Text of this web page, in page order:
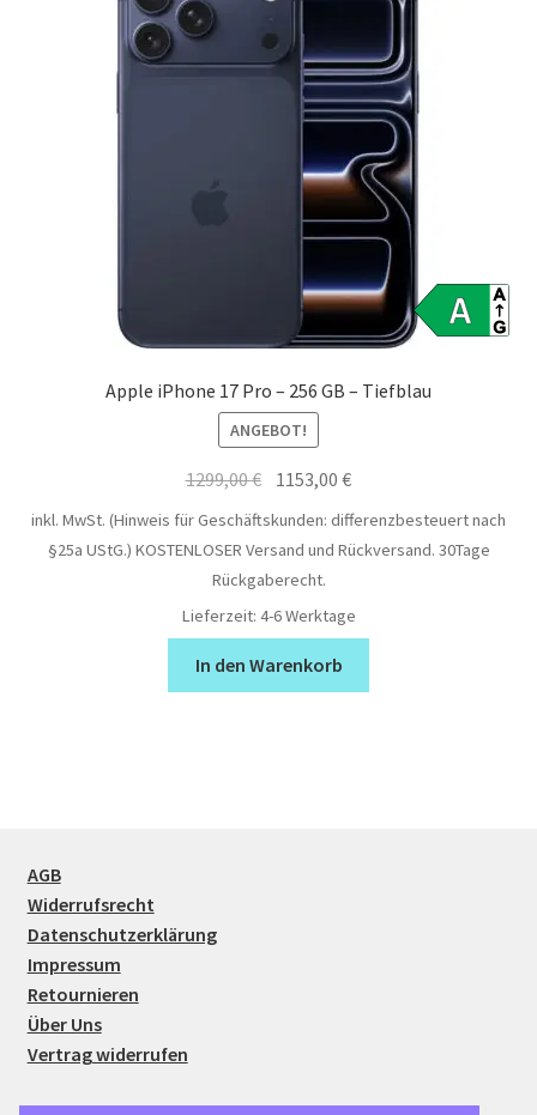
Apple iPhone 17 Pro – 256 GB – Tiefblau
ANGEBOT!
1299,00€ Ursprünglicher
Preis
1299,00 €
1153,00€Aktueller
Preis
ist:
inkl. MwSt. (Hinweis für Geschäftskunden: differenzbesteuert nach
§25a UStG.) KOSTENLOSER Versand und Rückversand. 30Tage
Rückgaberecht.
Lieferzeit: 4-6 Werktage
In den Warenkorb
AGB
Widerrufsrecht
Datenschutzerklärung
Impressum
Retournieren
Über Uns
Vertrag widerrufen